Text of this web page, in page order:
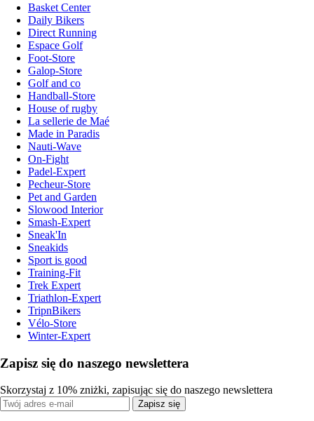
Basket Center
Daily Bikers
Direct Running
Espace Golf
Foot-Store
Galop-Store
Golf and co
Handball-Store
House of rugby
La sellerie de Maé
Made in Paradis
Nauti-Wave
On-Fight
Padel-Expert
Pecheur-Store
Pet and Garden
Slowood Interior
Smash-Expert
Sneak'In
Sneakids
Sport is good
Training-Fit
Trek Expert
Triathlon-Expert
TripnBikers
Vélo-Store
Winter-Expert
Zapisz się do naszego newslettera
Skorzystaj z 10% zniżki, zapisując się do naszego newslettera
Zapisz się